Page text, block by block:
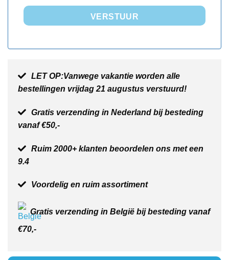
VERSTUUR
LET OP:Vanwege vakantie worden alle
bestellingen vrijdag 21 augustus verstuurd!
Gratis verzending in Nederland bij besteding
vanaf €50,-
Ruim 2000+ klanten beoordelen ons met een
9.4
Voordelig en ruim assortiment
Gratis verzending in België bij besteding vanaf
€70,-